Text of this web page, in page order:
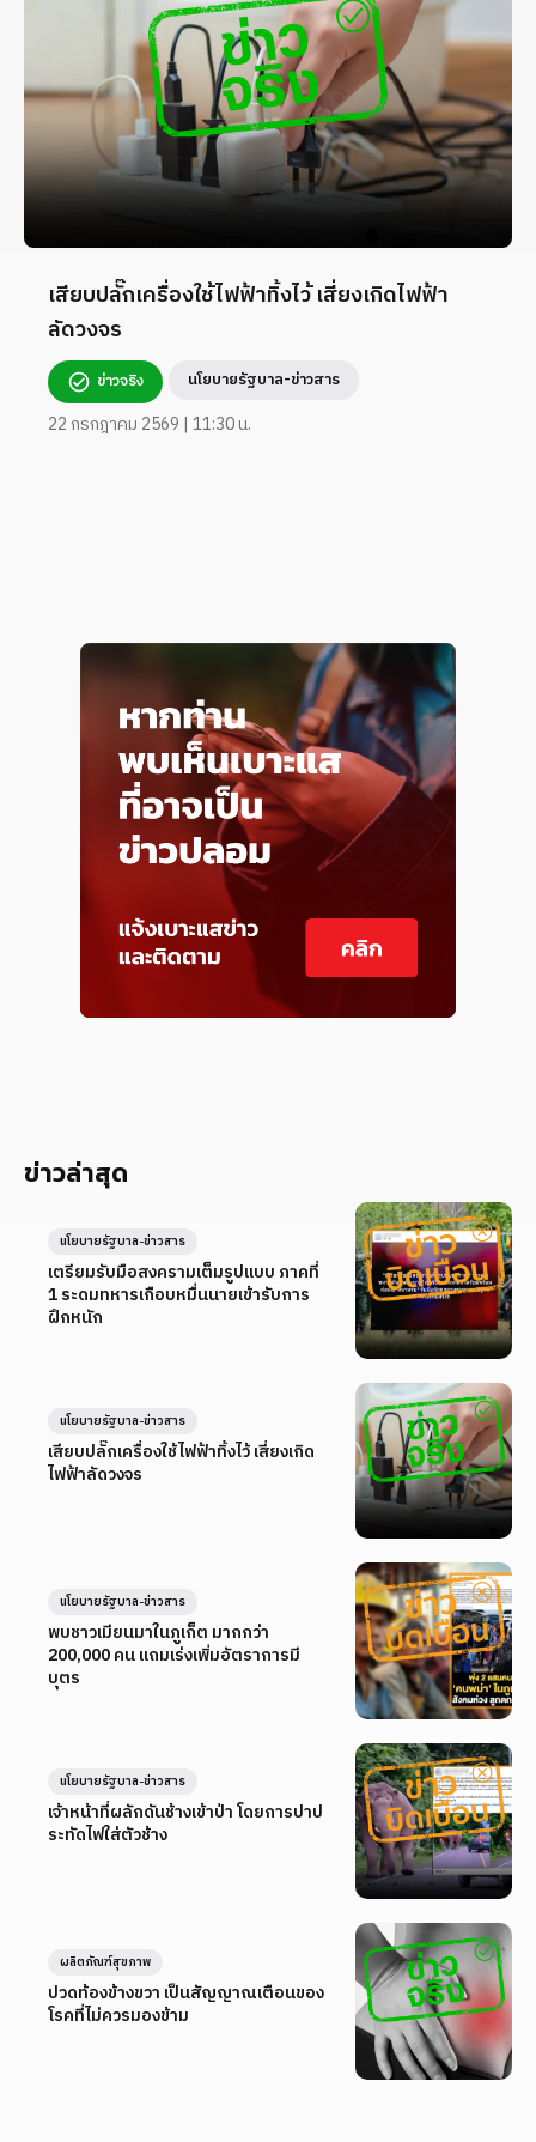
เสียบปลั๊กเครื่องใช้ไฟฟ้าทิ้งไว้ เสี่ยงเกิดไฟฟ้า
ลัดวงจร
ข่าวจริง นโยบายรัฐบาล-ข่าวสาร
22 กรกฎาคม 2569 | 11:30 น.
ข่าวล่าสุด
เตรียมรับมือสงครามเต็มรูปแบบ ภาคที่
1 ระดมทหารเกือบหมื่นนายเข้ารับการ
ฝึกหนัก
นโยบายรัฐบาล-ข่าวสาร
เสียบปลั๊กเครื่องใช้ไฟฟ้าทิ้งไว้ เสี่ยงเกิด
ไฟฟ้าลัดวงจร
นโยบายรัฐบาล-ข่าวสาร
พบชาวเมียนมาในภูเก็ต มากกว่า
200,000 คน แถมเร่งเพิ่มอัตราการมี
บุตร
นโยบายรัฐบาล-ข่าวสาร
เจ้าหน้าที่ผลักดันช้างเข้าป่า โดยการปาป
ระทัดไฟใส่ตัวช้าง
นโยบายรัฐบาล-ข่าวสาร
ปวดท้องข้างขวา เป็นสัญญาณเตือนของ
โรคที่ไม่ควรมองข้าม
ผลิตภัณฑ์สุขภาพ